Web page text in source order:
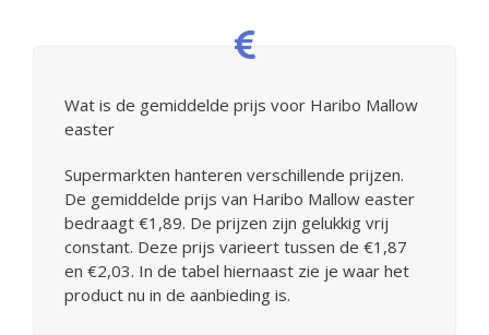
Wat is de gemiddelde prijs voor Haribo Mallow
easter
Supermarkten hanteren verschillende prijzen.
De gemiddelde prijs van Haribo Mallow easter
bedraagt €1,89. De prijzen zijn gelukkig vrij
constant. Deze prijs varieert tussen de €1,87
en €2,03. In de tabel hiernaast zie je waar het
product nu in de aanbieding is.